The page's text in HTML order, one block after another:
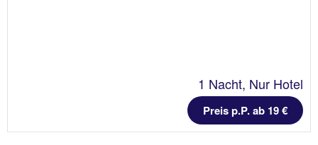
1 Nacht, Nur Hotel
Preis p.P. ab 19 €